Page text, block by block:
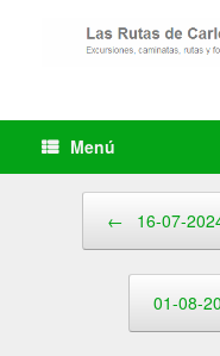
Menú
← 16-07-
01-08-